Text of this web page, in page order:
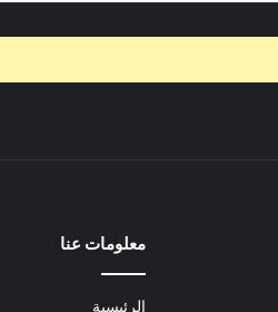
معلومات عنا
الرئيسية